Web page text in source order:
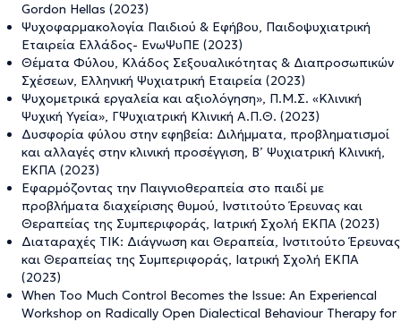
Gordon Hellas (2023)
Ψυχοφαρμακολογία Παιδιού & Εφήβου, Παιδοψυχιατρική
Εταιρεία Ελλάδος- ΕνωΨυΠΕ (2023)
Θέματα Φύλου, Κλάδος Σεξουαλικότητας & Διαπροσωπικών
Σχέσεων, Ελληνική Ψυχιατρική Εταιρεία (2023)
Ψυχομετρικά εργαλεία και αξιολόγηση», Π.Μ.Σ. «Κλινική
Ψυχική Υγεία», Γ΄Ψυχιατρική Κλινική Α.Π.Θ. (2023)
Δυσφορία φύλου στην εφηβεία: Διλήμματα, προβληματισμοί
και αλλαγές στην κλινική προσέγγιση, Β’ Ψυχιατρική Κλινική,
ΕΚΠΑ (2023)
Εφαρμόζοντας την Παιγνιοθεραπεία στο παιδί με
προβλήματα διαχείρισης θυμού, Ινστιτούτο Έρευνας και
Θεραπείας της Συμπεριφοράς, Ιατρική Σχολή ΕΚΠΑ (2023)
Διαταραχές ΤΙΚ: Διάγνωση και Θεραπεία, Ινστιτούτο Έρευνας
και Θεραπείας της Συμπεριφοράς, Ιατρική Σχολή ΕΚΠΑ
(2023)
When Too Much Control Becomes the Issue: An Experiencal
Workshop on Radically Open Dialectical Behaviour Therapy for